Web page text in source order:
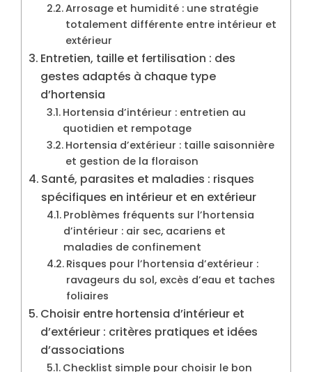
Arrosage et humidité : une stratégie
totalement différente entre intérieur et
extérieur
Entretien, taille et fertilisation : des
gestes adaptés à chaque type
d’hortensia
Hortensia d’intérieur : entretien au
quotidien et rempotage
Hortensia d’extérieur : taille saisonnière
et gestion de la floraison
Santé, parasites et maladies : risques
spécifiques en intérieur et en extérieur
Problèmes fréquents sur l’hortensia
d’intérieur : air sec, acariens et
maladies de confinement
Risques pour l’hortensia d’extérieur :
ravageurs du sol, excès d’eau et taches
foliaires
Choisir entre hortensia d’intérieur et
d’extérieur : critères pratiques et idées
d’associations
Checklist simple pour choisir le bon